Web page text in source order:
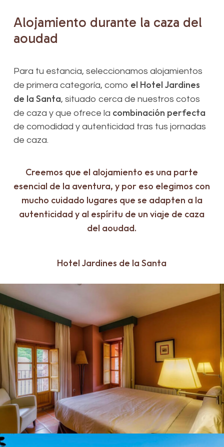
Alojamiento durante la caza del
aoudad
Para tu estancia, seleccionamos alojamientos
de primera categoría, como el Hotel Jardines
de la Santa, situado cerca de nuestros cotos
de caza y que ofrece la combinación perfecta
de comodidad y autenticidad tras tus jornadas
de caza.
Creemos que el alojamiento es una parte
esencial de la aventura, y por eso elegimos con
mucho cuidado lugares que se adapten a la
autenticidad y al espíritu de un viaje de caza
del aoudad.
Hotel Jardines de la Santa